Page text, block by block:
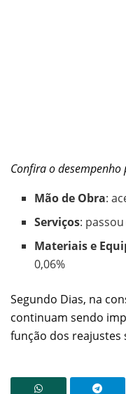
Confira o desempenho
Mão de Obra:
Serviços:
Materiais e
0,06%
Segundo Dias, na
continuam sendo
função dos reajustes